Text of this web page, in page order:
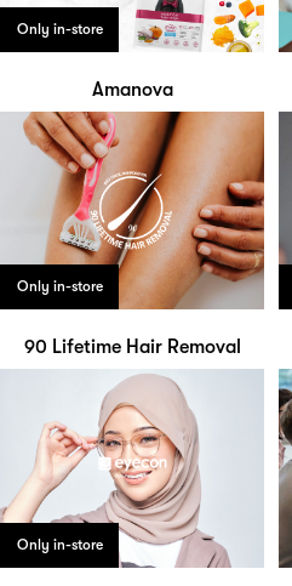
Only in-store
Amanova
Only in-store
90 Lifetime Hair Removal
Only in-store